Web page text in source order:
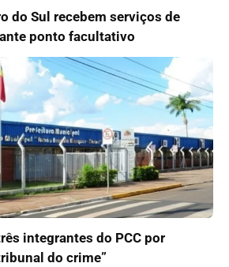
do Sul recebem serviços de
ponto facultativo
integrantes do PCC por
do crime”